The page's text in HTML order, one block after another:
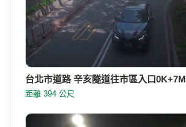
台北市道路 辛亥隧道往市區入口0K+7M
距離 394 公尺